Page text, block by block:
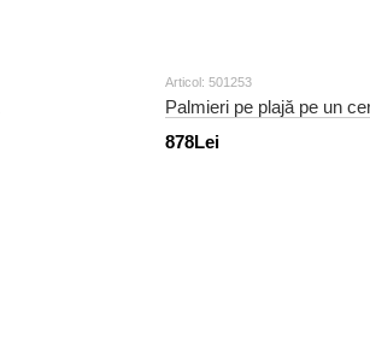
Articol: 501253
Palmieri pe plajă pe un
878Lei